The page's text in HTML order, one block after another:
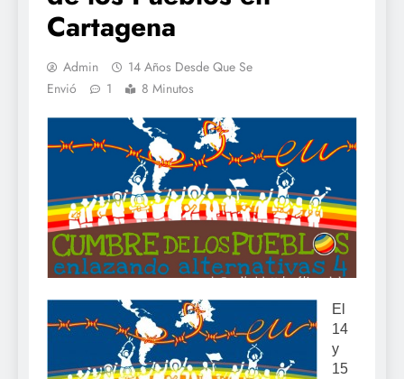
Cartagena
Admin
14 Años Desde Que Se
Envió
1 8 Minutos
El
14
y
15